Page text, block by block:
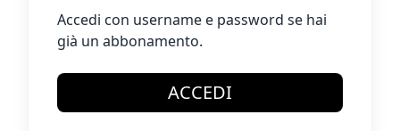
Accedi con username e password se hai
già un abbonamento.
ACCEDI